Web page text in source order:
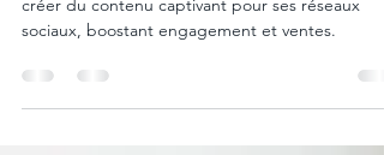
Découvrez comment j'ai aidé une marque locale
sociaux, boostant engagement et ventes.